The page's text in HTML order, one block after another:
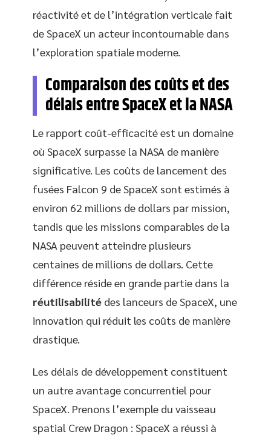
réactivité et de l’intégration verticale fait
de SpaceX un acteur incontournable dans
l’exploration spatiale moderne.
Comparaison des coûts et des
délais entre SpaceX et la NASA
Le rapport coût-efficacité est un domaine
où SpaceX surpasse la NASA de manière
significative. Les coûts de lancement des
fusées Falcon 9 de SpaceX sont estimés à
environ 62 millions de dollars par mission,
tandis que les missions comparables de la
NASA peuvent atteindre plusieurs
centaines de millions de dollars. Cette
différence réside en grande partie dans la
réutilisabilité des lanceurs de SpaceX, une
innovation qui réduit les coûts de manière
drastique.
Les délais de développement constituent
un autre avantage concurrentiel pour
SpaceX. Prenons l’exemple du vaisseau
spatial Crew Dragon : SpaceX a réussi à